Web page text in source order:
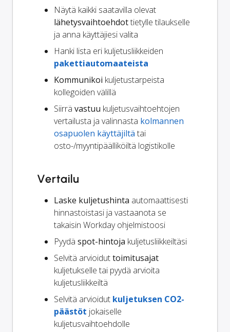
Näytä kaikki saatavilla olevat
lähetysvaihtoehdottietylle tilaukselle
ja anna käyttäjiesi valita
Hanki lista eri kuljetusliikkeiden
pakettiautomaateista
Kommunikoi kuljetustarpeista
kollegoiden välillä
Siirrä vastuu kuljetusvaihtoehtojen
vertailusta ja valinnasta kolmannen
osapuolen käyttäjiltä tai
osto-/myyntipäälliköiltä logistikolle
Vertailu
Laske kuljetushinta automaattisesti
hinnastoistasi ja vastaanota se
takaisin Workday ohjelmistoosi
Pyydä spot-hintoja kuljetusliikkeiltäsi
Selvitä arvioiduttoimitusajat
kuljetukselle tai pyydä arvioita
kuljetusliikkeiltä
Selvitä arvioidut kuljetuksen CO2-
päästöt jokaiselle
kuljetusvaihtoehdolle